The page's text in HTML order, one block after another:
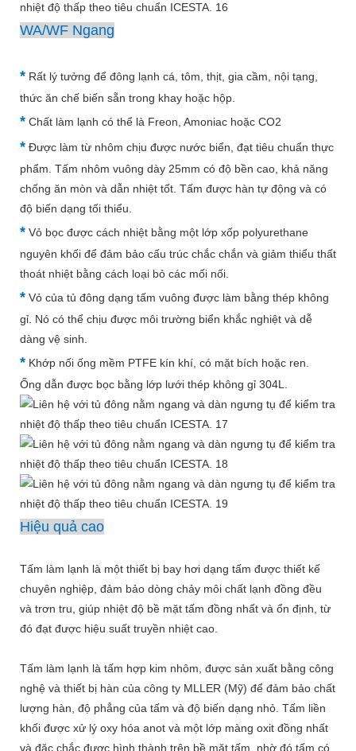
WA/WF Ngang
* Rất lý tưởng để đông lạnh cá, tôm, thịt, gia cầm, nội tạng,
thức ăn chế biến sẵn trong khay hoặc hộp.
* Chất làm lạnh có thể là Freon, Amoniac hoặc CO2
* Được làm từ nhôm chịu được nước biển, đạt tiêu chuẩn thực
phẩm. Tấm nhôm vuông dày 25mm có độ bền cao, khả năng
chống ăn mòn và dẫn nhiệt tốt. Tấm được hàn tự động và có
độ biến dạng tối thiểu.
* Vỏ bọc được cách nhiệt bằng một lớp xốp polyurethane
nguyên khối để đảm bảo cấu trúc chắc chắn và giảm thiểu thất
thoát nhiệt bằng cách loại bỏ các mối nối.
* Vỏ của tủ đông dạng tấm vuông được làm bằng thép không
gỉ. Nó có thể chịu được môi trường biển khắc nghiệt và dễ
dàng vệ sinh.
* Khớp nối ống mềm PTFE kín khí, có mặt bích hoặc ren.
Ống dẫn được bọc bằng lớp lưới thép không gỉ 304L.
Hiệu quả cao
Tấm làm lạnh là một thiết bị bay hơi dạng tấm được thiết kế
chuyên nghiệp, đảm bảo dòng chảy môi chất lạnh đồng đều
và trơn tru, giúp nhiệt độ bề mặt tấm đồng nhất và ổn định, từ
đó đạt được hiệu suất truyền nhiệt cao.
Tấm làm lạnh là tấm hợp kim nhôm, được sản xuất bằng công
nghệ và thiết bị hàn của công ty MLLER (Mỹ) để đảm bảo chất
lượng hàn, độ phẳng của tấm và độ biến dạng nhỏ. Tấm liền
khối được xử lý oxy hóa anot và một lớp màng oxit đồng nhất
và đặc chắc được hình thành trên bề mặt tấm, nhờ đó tấm có